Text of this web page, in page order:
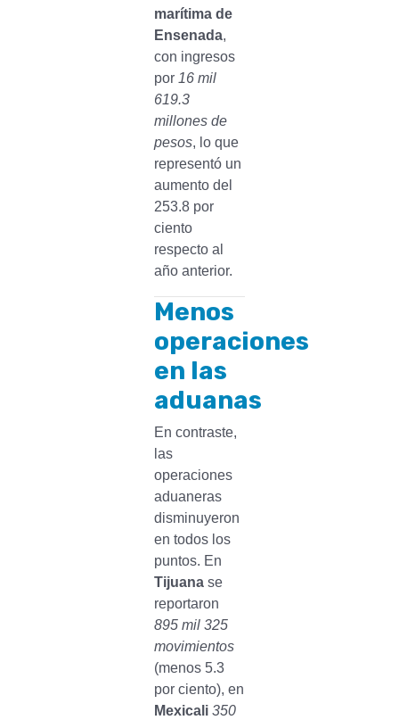
marítima de
Ensenada,
con ingresos
por 16 mil
619.3
millones de
pesos, lo que
representó un
aumento del
253.8 por
ciento
respecto al
año anterior.
Menos
operaciones
en las
aduanas
En contraste,
las
operaciones
aduaneras
disminuyeron
en todos los
puntos. En
Tijuanase
reportaron
895 mil 325
movimientos
(menos 5.3
por ciento), en
Mexicali 350